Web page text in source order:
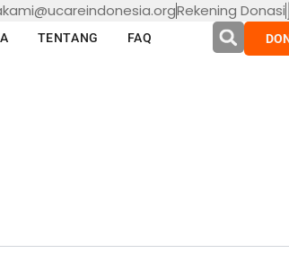
Rekening Donasi
TENTANG FAQ